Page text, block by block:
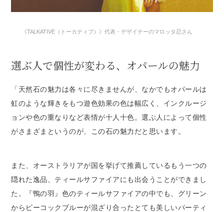
《TALKATIVE（トーカティブ）》代表・デザイナーのマロッタ忍さん
選ぶ人で個性が変わる、オパールの魅力
「天然石の魅力は各々に尽きませんが、なかでもオパールは
虹のような輝きをもつ遊色効果の色は幅広く、インクルージ
ョンや色の重なりなど表情が十人十色。選ぶ人によって個性
がさまざまというのが、この石の魅力だと思います。
また、オーストラリアが国を挙げて推薦しているもう一つの
隠れた逸品、ティールサファイアにも出会うことができまし
た。『鴨の羽』色のティールサファイアの中でも、グリーン
からピーコックブルーが混ざり合ったとても美しいパーティ